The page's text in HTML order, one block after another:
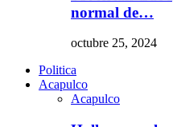
normal de…
octubre 25, 2024
Politica
Acapulco
Acapulco